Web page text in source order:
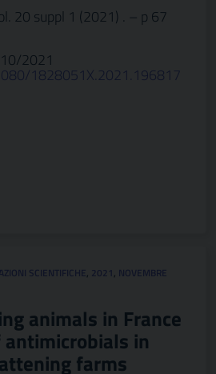
20 suppl 1 (2021) . – p 67
2021
1828051X.2021.196817
SCIENTIFICHE, 2021 , NOVEMBRE
animals in France
in
farms